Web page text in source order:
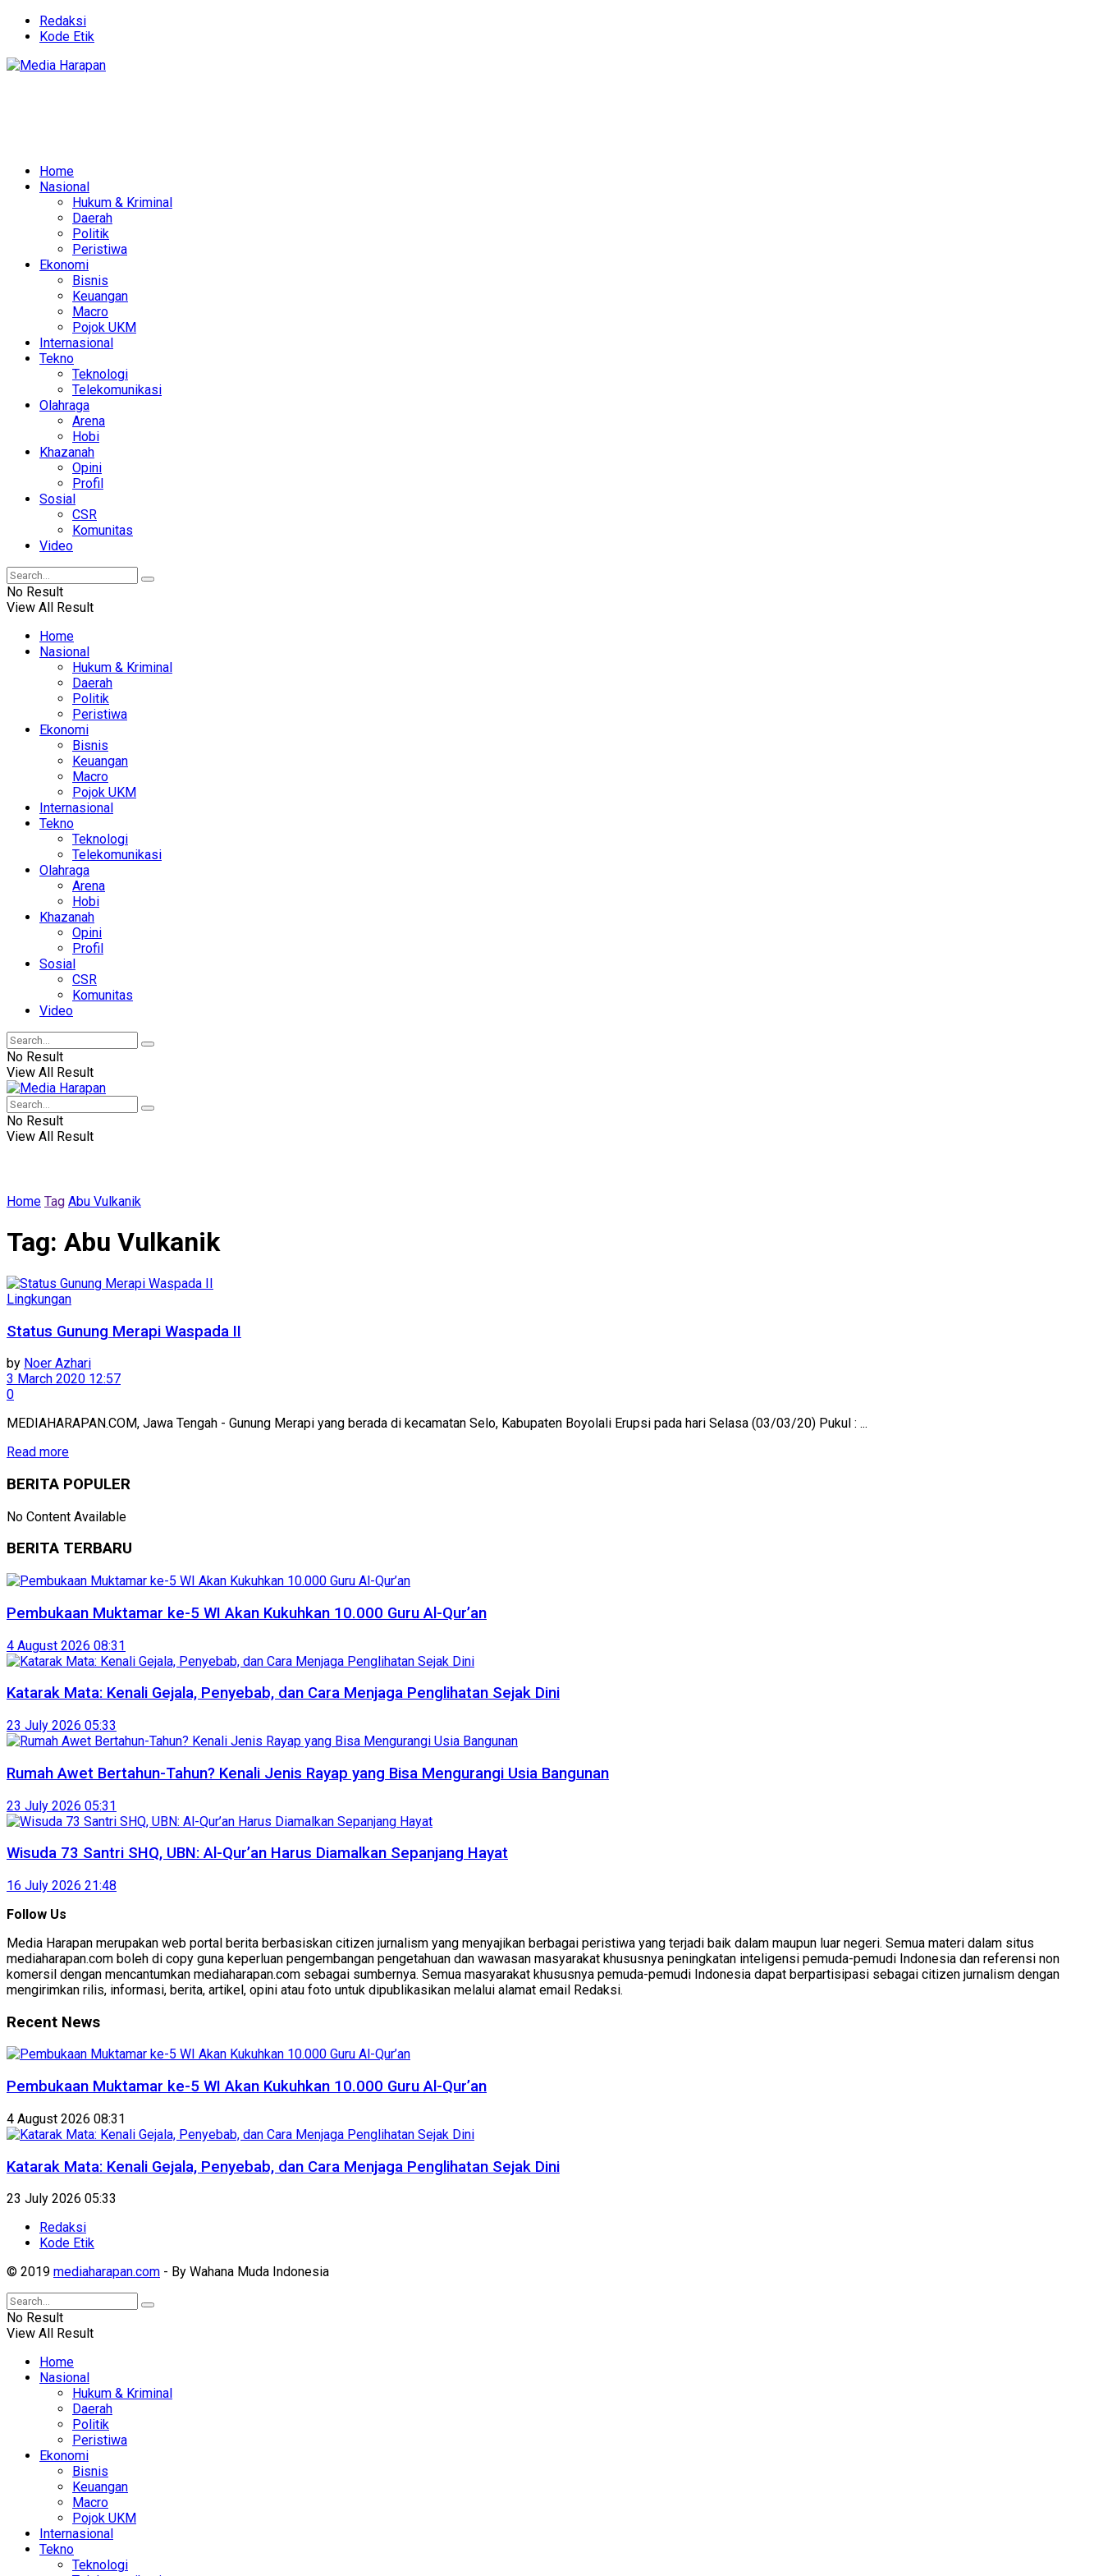
Redaksi
Kode Etik
Home
Nasional
Hukum & Kriminal
Daerah
Politik
Peristiwa
Ekonomi
Bisnis
Keuangan
Macro
Pojok UKM
Internasional
Tekno
Teknologi
Telekomunikasi
Olahraga
Arena
Hobi
Khazanah
Opini
Profil
Sosial
CSR
Komunitas
Video
No Result
View All Result
Home
Nasional
Hukum & Kriminal
Daerah
Politik
Peristiwa
Ekonomi
Bisnis
Keuangan
Macro
Pojok UKM
Internasional
Tekno
Teknologi
Telekomunikasi
Olahraga
Arena
Hobi
Khazanah
Opini
Profil
Sosial
CSR
Komunitas
Video
No Result
View All Result
No Result
View All Result
Home Tag Abu Vulkanik
Tag: Abu Vulkanik
Lingkungan
Status Gunung Merapi Waspada II
by Noer Azhari
3 March 2020 12:57
0
MEDIAHARAPAN.COM, Jawa Tengah - Gunung Merapi yang berada di kecamatan Selo, Kabupaten Boyolali Erupsi pada hari Selasa (03/03/20) Pukul : ...
Read more
BERITA POPULER
No Content Available
BERITA TERBARU
Pembukaan Muktamar ke-5 WI Akan Kukuhkan 10.000 Guru Al-Qur’an
4 August 2026 08:31
Katarak Mata: Kenali Gejala, Penyebab, dan Cara Menjaga Penglihatan Sejak Dini
23 July 2026 05:33
Rumah Awet Bertahun-Tahun? Kenali Jenis Rayap yang Bisa Mengurangi Usia Bangunan
23 July 2026 05:31
Wisuda 73 Santri SHQ, UBN: Al-Qur’an Harus Diamalkan Sepanjang Hayat
16 July 2026 21:48
Follow Us
Media Harapan merupakan web portal berita berbasiskan citizen jurnalism yang menyajikan berbagai peristiwa yang terjadi baik dalam maupun luar negeri. Semua materi dalam situs
mediaharapan.com boleh di copy guna keperluan pengembangan pengetahuan dan wawasan masyarakat khususnya peningkatan inteligensi pemuda-pemudi Indonesia dan referensi non
komersil dengan mencantumkan mediaharapan.com sebagai sumbernya. Semua masyarakat khususnya pemuda-pemudi Indonesia dapat berpartisipasi sebagai citizen jurnalism dengan
mengirimkan rilis, informasi, berita, artikel, opini atau foto untuk dipublikasikan melalui alamat email Redaksi.
Recent News
Pembukaan Muktamar ke-5 WI Akan Kukuhkan 10.000 Guru Al-Qur’an
4 August 2026 08:31
Katarak Mata: Kenali Gejala, Penyebab, dan Cara Menjaga Penglihatan Sejak Dini
23 July 2026 05:33
Redaksi
Kode Etik
© 2019 mediaharapan.com - By Wahana Muda Indonesia
No Result
View All Result
Home
Nasional
Hukum & Kriminal
Daerah
Politik
Peristiwa
Ekonomi
Bisnis
Keuangan
Macro
Pojok UKM
Internasional
Tekno
Teknologi